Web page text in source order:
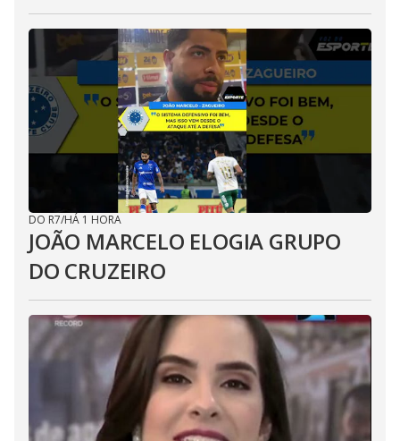
DO R7/HÁ 1 HORA
JOÃO MARCELO ELOGIA GRUPO
DO CRUZEIRO